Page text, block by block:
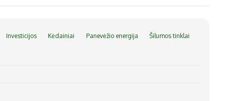
Investicijos Kėdainiai Panevėžio energija Šilumos tinklai